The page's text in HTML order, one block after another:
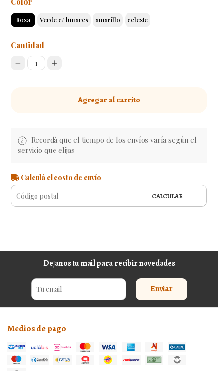
Rosa Verde c/ lunares amarillo celeste
Cantidad
1
Agregar al carrito
Recordá que el tiempo de los envíos varía según el
servicio que elijas
Calculá el costo de envío
CALCULAR
Dejanos tu mail para recibir novedades
Enviar
Medios de pago